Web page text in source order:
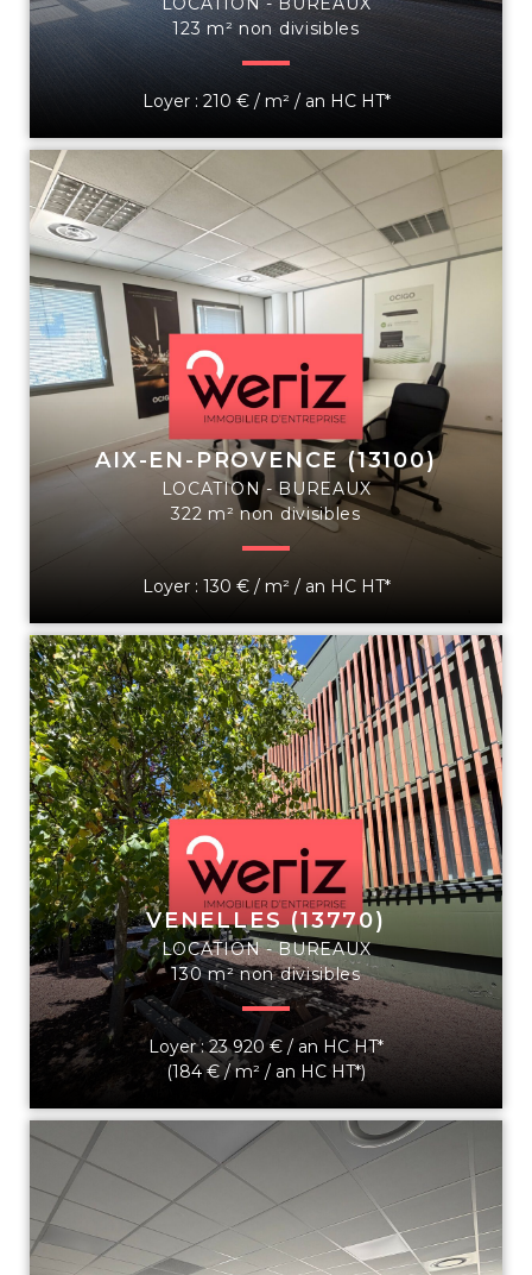
123 m² non divisibles
Loyer : 210 € / m² / an HC HT*
AIX-EN-PROVENCE (13100)
LOCATION - BUREAUX
322 m² non divisibles
Loyer : 130 € / m² / an HC HT*
VENELLES (13770)
LOCATION - BUREAUX
130 m² non divisibles
Loyer : 23 920 € / an HC HT*
(184 € / m² / an HC HT*)